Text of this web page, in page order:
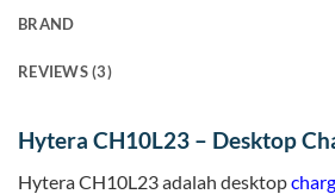
BRAND
REVIEWS (3)
Hytera CH10L23 – Desktop
Hytera CH10L23 adalah desktop